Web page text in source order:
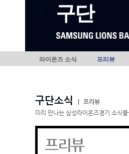
구단
라이온즈 소식 프리뷰
구단소식
프리뷰
미리 만나는 삼성라이온즈경기 소식
프리뷰